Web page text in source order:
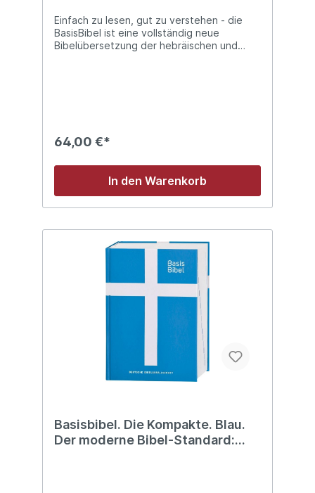
Einfach zu lesen, gut zu verstehen - die
BasisBibel ist eine vollständig neue
Bibelübersetzung der hebräischen und
Randspalten, die das Verstehen des
diese Gesamtausgabe völlig
überarbeitet.In der "komfortablen"
Ausgabe ist die klare Sprache auch im
Dieser innovative Sinn-Zeilenfall macht die
BasisBibel besonders angenehm zu lesen
einprägsam. Die Bibel lesen wie ein
64,00 €*
In den Warenkorb
Basisbibel. Die Kompakte. Blau.
Der moderne Bibel-Standard: